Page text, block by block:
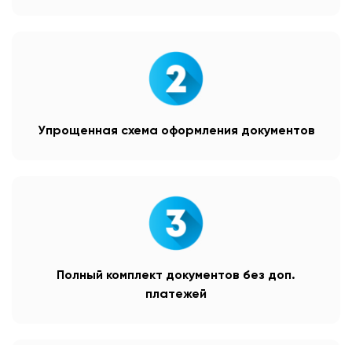
Упрощенная схема оформления документов
Полный комплект документов без доп.
платежей